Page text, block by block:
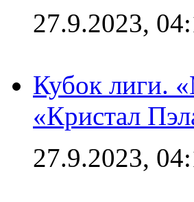
27.9.2023,
Кубок лиги.
«Кристал
27.9.2023,